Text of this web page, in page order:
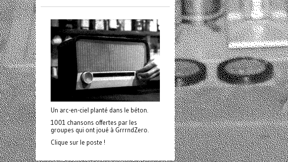
Un arc-en-ciel planté dans le béton.
1001 chansons offertes par les
groupes qui ont joué à GrrrndZero.
Clique sur le poste !